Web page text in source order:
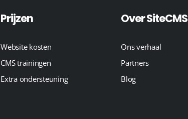
Prijzen
Website kosten
CMS trainingen
Extra ondersteuning
Over SiteCMS
Ons verhaal
Partners
Blog